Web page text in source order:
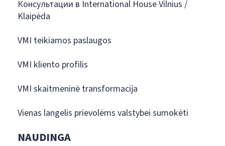
Консультации в International House Vilnius /
Klaipėda
VMI teikiamos paslaugos
VMI kliento profilis
VMI skaitmeninė transformacija
Vienas langelis prievolėms valstybei sumokėti
NAUDINGA